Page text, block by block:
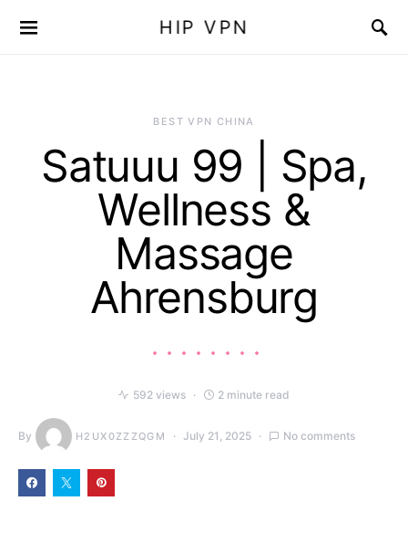
HIP VPN
BEST VPN CHINA
Satuuu 99 | Spa,
Wellness &
Massage
Ahrensburg
592 views 2 minute read
By H2UX0ZZZQGM July 21, 2025 No comments